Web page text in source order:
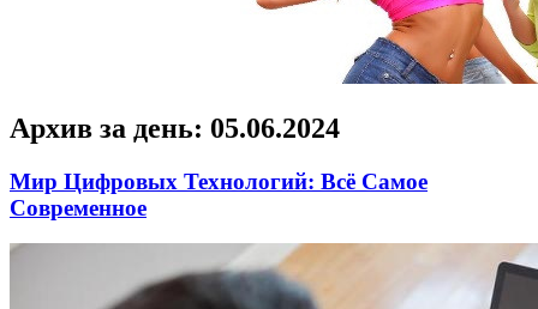
Архив за день: 05.06.2024
Мир Цифровых Технологий: Всё Самое
Современное